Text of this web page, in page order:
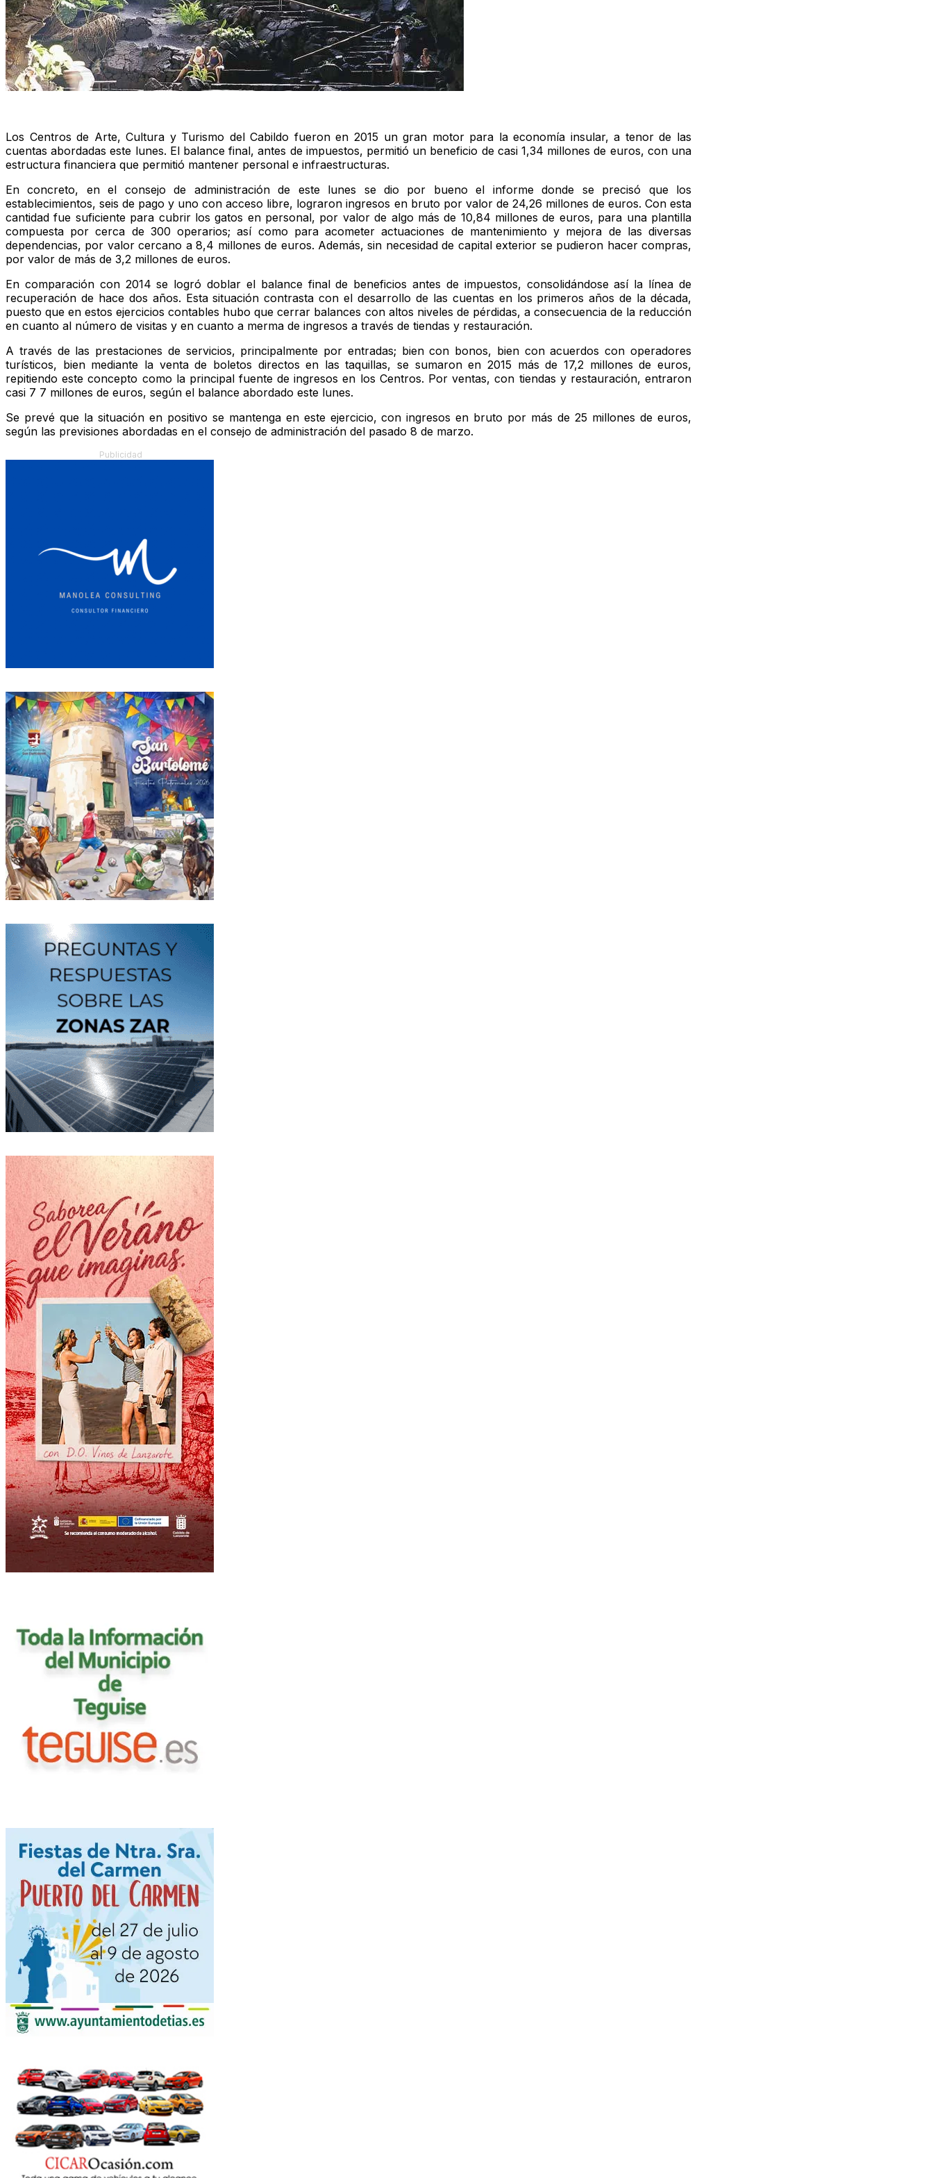
Los Centros de Arte, Cultura y Turismo del Cabildo fueron en 2015 un gran motor para la economía insular, a tenor de las
cuentas abordadas este lunes. El balance final, antes de impuestos, permitió un beneficio de casi 1,34 millones de euros, con una
estructura financiera que permitió mantener personal e infraestructuras.
En concreto, en el consejo de administración de este lunes se dio por bueno el informe donde se precisó que los
establecimientos, seis de pago y uno con acceso libre, lograron ingresos en bruto por valor de 24,26 millones de euros. Con esta
cantidad fue suficiente para cubrir los gatos en personal, por valor de algo más de 10,84 millones de euros, para una plantilla
compuesta por cerca de 300 operarios; así como para acometer actuaciones de mantenimiento y mejora de las diversas
dependencias, por valor cercano a 8,4 millones de euros. Además, sin necesidad de capital exterior se pudieron hacer compras,
por valor de más de 3,2 millones de euros.
En comparación con 2014 se logró doblar el balance final de beneficios antes de impuestos, consolidándose así la línea de
recuperación de hace dos años. Esta situación contrasta con el desarrollo de las cuentas en los primeros años de la década,
puesto que en estos ejercicios contables hubo que cerrar balances con altos niveles de pérdidas, a consecuencia de la reducción
en cuanto al número de visitas y en cuanto a merma de ingresos a través de tiendas y restauración.
A través de las prestaciones de servicios, principalmente por entradas; bien con bonos, bien con acuerdos con operadores
turísticos, bien mediante la venta de boletos directos en las taquillas, se sumaron en 2015 más de 17,2 millones de euros,
repitiendo este concepto como la principal fuente de ingresos en los Centros. Por ventas, con tiendas y restauración, entraron
casi 7 7 millones de euros, según el balance abordado este lunes.
Se prevé que la situación en positivo se mantenga en este ejercicio, con ingresos en bruto por más de 25 millones de euros,
según las previsiones abordadas en el consejo de administración del pasado 8 de marzo.
Publicidad